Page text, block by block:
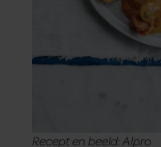
Recept en beeld: Alpro